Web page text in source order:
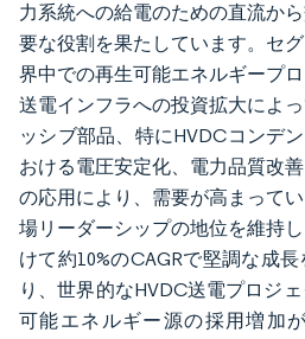
力系統への給電のための直流か
要な役割を果たしています。セ
界中での再生可能エネルギープ
送電インフラへの投資拡大によ
ッシブ部品、特にHVDCコンデ
おける電圧安定化、電力品質改
の応用により、需要が高まって
場リーダーシップの地位を維持
けて約10%のCAGRで堅調な成
り、世界的なHVDC送電プロジ
可能エネルギー源の採用増加